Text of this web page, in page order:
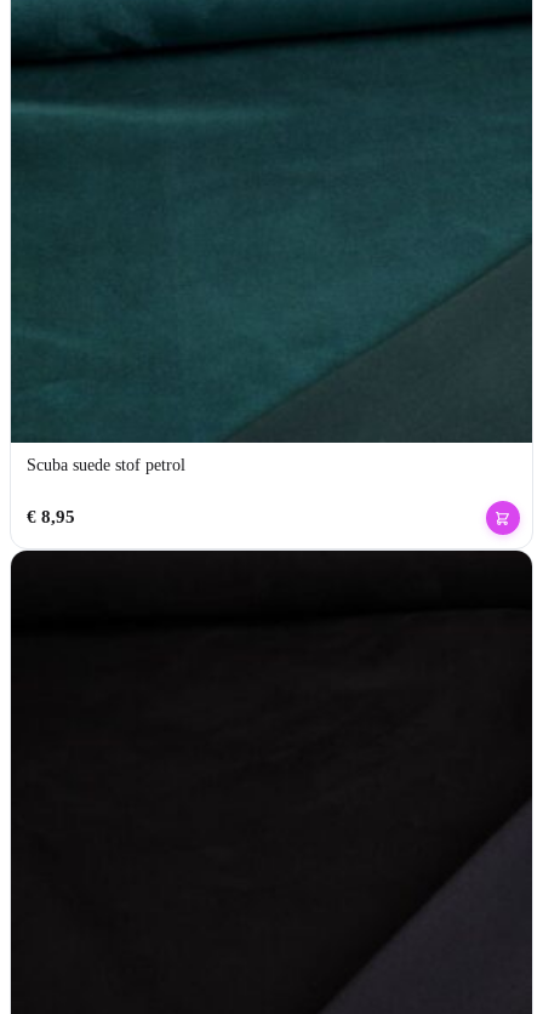
Scuba suede stof petrol
€8,95